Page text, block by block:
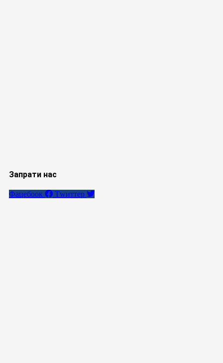
Запрати нас
Фацебоок Тwиттер